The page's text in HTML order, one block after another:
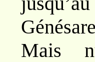
Mais